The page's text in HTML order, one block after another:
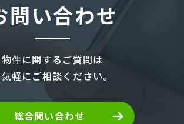
問い合わせ
物件に関するご質問は
軽にご相談ください。
総合問い合わせ